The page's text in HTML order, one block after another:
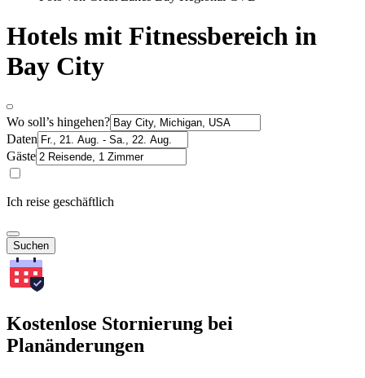
Hotels mit Fitnessbereich in
Bay City
Wo soll’s hingehen?
Daten
Gäste
Ich reise geschäftlich
Suchen
Kostenlose Stornierung bei
Planänderungen